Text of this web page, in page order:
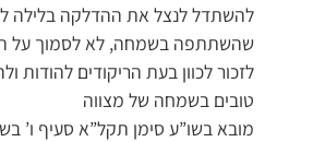
להשתדל לנצל את ההדלקה בלילה
שהשתתפה בשמחה, לא לסמוך על
לזכור לכוון בעת הריקודים להודות
טובים בשמחה של מצווה
מובא בשו”ע סימן תקל”א סעיף ו’